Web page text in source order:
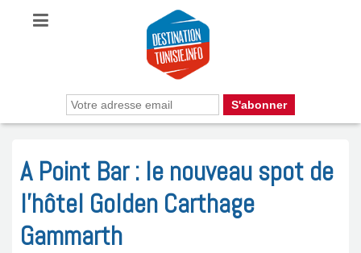
A Point Bar : le nouveau spot de
l’hôtel Golden Carthage
Gammarth